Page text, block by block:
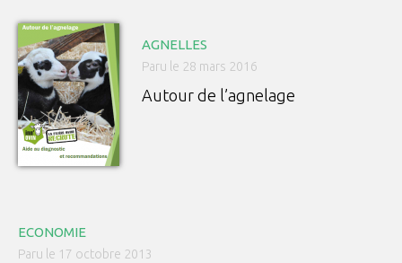
AGNELLES
Paru le 28 mars 2016
Autour de l’agnelage
ECONOMIE
Paru le 17 octobre 2013